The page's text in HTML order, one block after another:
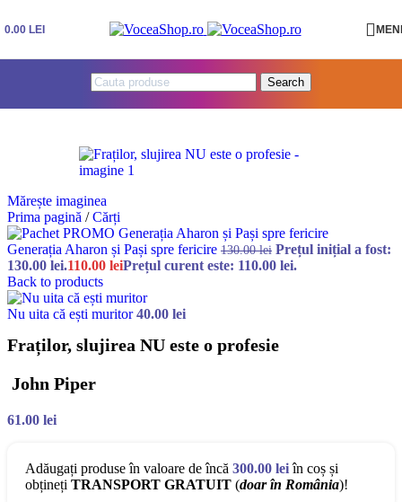
0.00 LEI
Search
Mărește imaginea
Prima pagină / Cărți
Generația Aharon și Pași spre fericire 130.00lei Prețul inițial a fost:
130.00 lei.110.00 leiPrețul curent este: 110.00 lei.
Back to products
Nu uita că ești muritor40.00 lei
Fraților, slujirea NU este o profesie
John Piper
61.00 lei
Adăugați produse în valoare de încă 300.00 leiîn coș și
obțineți TRANSPORT GRATUIT (doar în România)!